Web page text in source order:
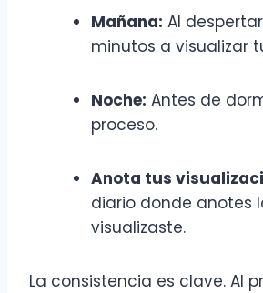
Mañana: Al
minutos a visualizar
Noche: Antes de
proceso.
Anota tus
diario donde anotes
visualizaste.
La consistencia es clave. Al